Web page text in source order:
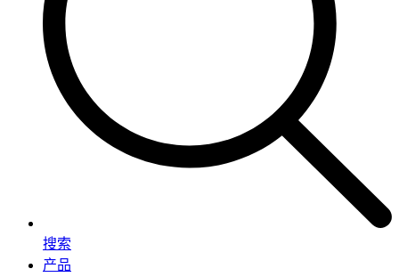
搜索
产品